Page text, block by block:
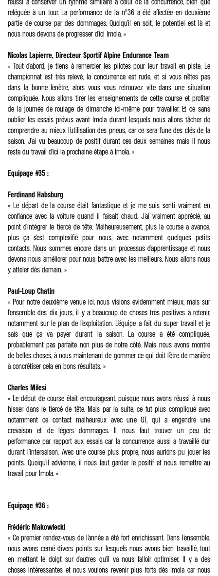
reléguée à un tour. La performance de la n°36 a été affectée en deuxième
partie de course par des dommages. Quoiqu’il en soit, le potentiel est là et
nous nous devons de progresser d'ici Imola. »
Nicolas Lapierre, Directeur Sportif Alpine Endurance Team
« Tout d'abord, je tiens à remercier les pilotes pour leur travail en piste. Le
championnat est très relevé, la concurrence est rude, et si vous n'êtes pas
dans la bonne fenêtre, alors vous vous retrouvez vite dans une situation
compliquée. Nous allons tirer les enseignements de cette course et profiter
de la journée de roulage de dimanche ici-même pour travailler. Et ce sans
oublier les essais prévus avant Imola durant lesquels nous allons tâcher de
comprendre au mieux l’utilisation des pneus, car ce sera l'une des clés de la
saison. J'ai vu beaucoup de positif durant ces deux semaines mais il nous
reste du travail d’ici la prochaine étape à Imola. »
Equipage #35 :
Ferdinand Habsburg
« Le départ de la course était fantastique et je me suis senti vraiment en
confiance avec la voiture quand il faisait chaud. J’ai vraiment apprécié, au
point d'intégrer le tiercé de tête. Malheureusement, plus la course a avancé,
plus ça s'est complexifié pour nous, avec notamment quelques petits
contacts. Nous sommes encore dans un processus d’apprentissage et nous
devons nous améliorer pour nous battre avec les meilleurs. Nous allons nous
y atteler dès demain. »
Paul-Loup Chatin
« Pour notre deuxième venue ici, nous visions évidemment mieux, mais sur
l'ensemble des dix jours, il y a beaucoup de choses très positives à retenir,
notamment sur le plan de l'exploitation. L'équipe a fait du super travail et je
sais que ça va payer durant la saison. La course a été compliquée,
probablement pas parfaite non plus de notre côté. Mais nous avons montré
de belles choses, à nous maintenant de gommer ce qui doit l'être de manière
à concrétiser cela en bons résultats. »
Charles Milesi
« Le début de course était encourageant, puisque nous avons réussi à nous
hisser dans le tiercé de tête. Mais par la suite, ce fut plus compliqué avec
notamment ce contact malheureux avec une GT, qui a engendré une
crevaison et de légers dommages. Il nous faut trouver un peu de
performance par rapport aux essais car la concurrence aussi a travaillé dur
durant l’intersaison. Avec une course plus propre, nous aurions pu jouer les
points. Quoiqu’il advienne, il nous faut garder le positif et nous remettre au
travail pour Imola. »
Equipage #36 :
Frédéric Makowiecki
« Ce premier rendez-vous de l’année a été fort enrichissant. Dans l’ensemble,
nous avons cerné divers points sur lesquels nous avons bien travaillé, tout
en mettant le doigt sur d’autres qu’il va nous falloir optimiser. Il y a des
choses intéressantes et nous voulons revenir plus forts dès Imola car nous